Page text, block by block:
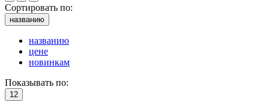
Сортировать по:
названию
названию
цене
новинкам
Показывать по:
12